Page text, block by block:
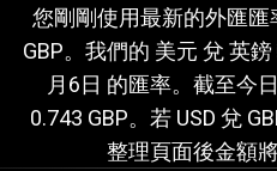
前
USD
兌
GBP
目前 USD 兌
您剛剛使用最新的外匯匯
GBP。我們的 美元 兌 英
月6日 的匯率。截至今
0.743 GBP。若 USD 兌
整理頁面後金額